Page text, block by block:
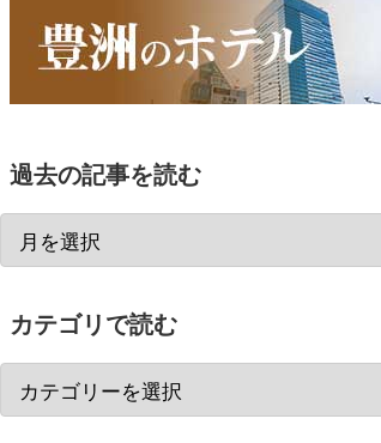
過去の記事を読む
カテゴリで読む